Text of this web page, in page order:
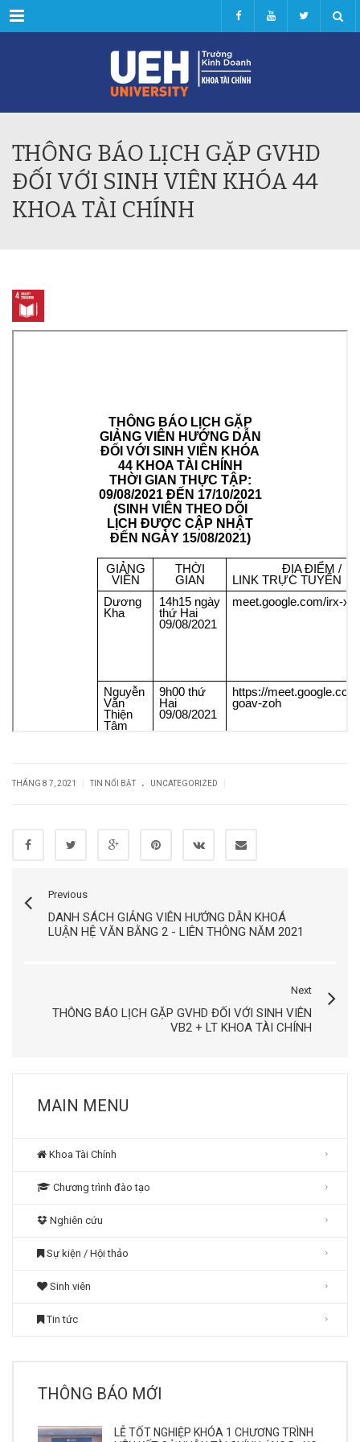
Menu
THÔNG BÁO LỊCH GẶP GVHD
ĐỐI VỚI SINH VIÊN KHÓA 44
KHOA TÀI CHÍNH
THÁNG 8 7, 2021 TIN NỔI BẬT . UNCATEGORIZED
Previous
DANH SÁCH GIẢNG VIÊN HƯỚNG DẪN KHOÁ
LUẬN HỆ VĂN BẰNG 2 - LIÊN THÔNG NĂM 2021
Next
THÔNG BÁO LỊCH GẶP GVHD ĐỐI VỚI SINH VIÊN
VB2 + LT KHOA TÀI CHÍNH
MAIN MENU
Khoa Tài Chính
Chương trình đào tạo
Nghiên cứu
Sự kiện / Hội thảo
Sinh viên
Tin tức
THÔNG BÁO MỚI
LỄ TỐT NGHIỆP KHÓA 1 CHƯƠNG TRÌNH